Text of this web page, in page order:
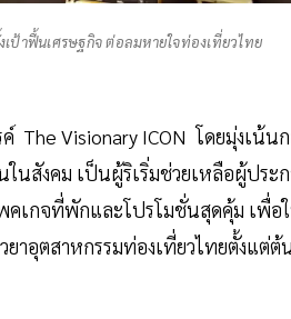
เป้าฟื้นเศรษฐกิจ ต่อลมหายใจท่องเที่ยวไทย
The Visionary ICON โดยมุ่งเน้
นสังคม เป็นผู้ริเริ่มช่วยเหลือผู้ปร
คเกจที่พักและโปรโมชั่นสุดคุ้ม เพื่อ
าอุตสาหกรรมท่องเที่ยวไทยตั้งแต่